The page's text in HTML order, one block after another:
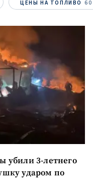
ЦЕНЫ НА ТОПЛИВО 60
убили 3-летнего
ударом по